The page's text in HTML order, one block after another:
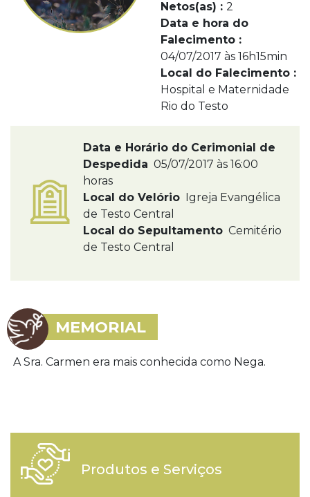
Netos(as) : 2
Data e hora do
Falecimento :
04/07/2017 às 16h15min
Local do Falecimento :
Hospital e Maternidade
Rio do Testo
Data e Horário do Cerimonial de
Despedida 05/07/2017 às 16:00
horas
Local do Velório Igreja Evangélica
de Testo Central
Local do Sepultamento Cemitério
de Testo Central
MEMORIAL
A Sra. Carmen era mais conhecida como Nega.
Produtos e Serviços